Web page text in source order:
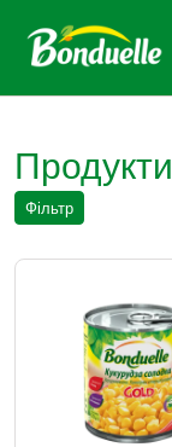
Продукти
Фільтр